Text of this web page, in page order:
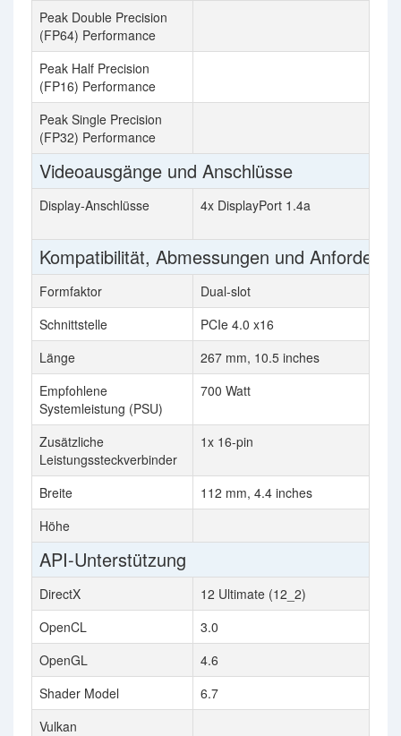
Peak Double Precision
(FP64) Performance
Peak Half Precision
(FP16) Performance
Peak Single Precision
(FP32) Performance
Videoausgänge und Anschlüsse
Display-Anschlüsse 4x DisplayPort 1.4a
Kompatibilität, Abmessungen und
Formfaktor
Dual-slot
Schnittstelle
PCIe 4.0 x16
Länge
267 mm, 10.5 inches
Empfohlene
Systemleistung (PSU)
700 Watt
Zusätzliche
Leistungssteckverbinder
1x 16-pin
Breite
112 mm, 4.4 inches
Höhe
API-Unterstützung
DirectX
12 Ultimate (12_2)
OpenCL
3.0
OpenGL
4.6
Shader Model
6.7
Vulkan